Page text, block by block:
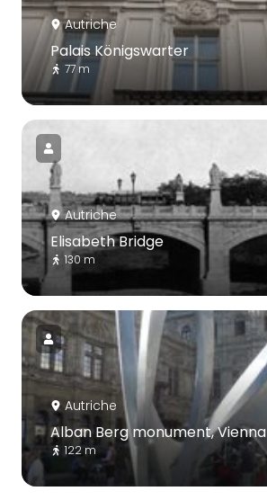
Autriche
Palais Königswarter
77 m
Autriche
Elisabeth Bridge
130 m
Autriche
Alban Berg monument, Vienna
122 m